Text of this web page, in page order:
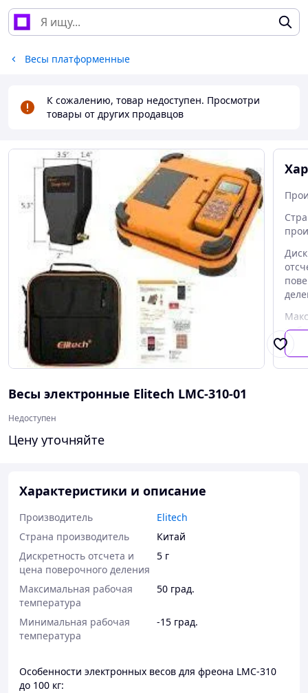
Весы платформенные
К сожалению, товар недоступен. Просмотри
товары от других продавцов
Весы электронные Elitech LMC-310-01
Недоступен
Цену уточняйте
Характеристики и описание
Производитель
Elitech
Страна производитель
Китай
Дискретность отсчета и
цена поверочного деления
5 г
Максимальная рабочая
температура
50 град.
Минимальная рабочая
температура
-15 град.
Особенности электронных весов для фреона LMC-310
до 100 кг: